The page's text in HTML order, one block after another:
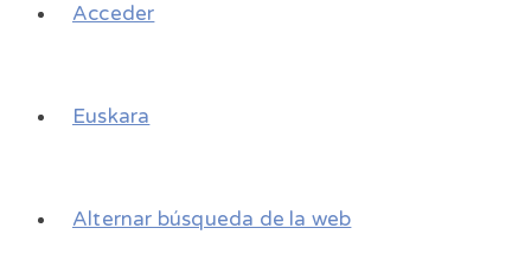
Acceder
Euskara
Alternar búsqueda de la web